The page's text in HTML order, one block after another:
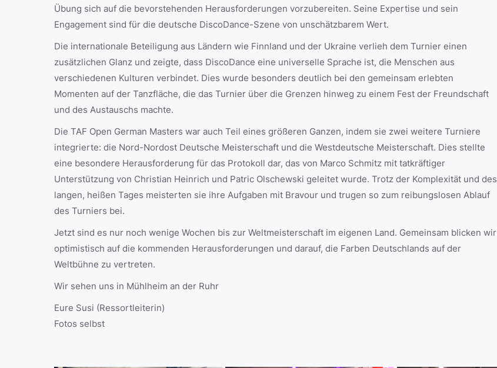
Übung sich auf die bevorstehenden Herausforderungen vorzubereiten. Seine Expertise und sein
Engagement sind für die deutsche DiscoDance-Szene von unschätzbarem Wert.
Die internationale Beteiligung aus Ländern wie Finnland und der Ukraine verlieh dem Turnier einen
zusätzlichen Glanz und zeigte, dass DiscoDance eine universelle Sprache ist, die Menschen aus
verschiedenen Kulturen verbindet. Dies wurde besonders deutlich bei den gemeinsam erlebten
Momenten auf der Tanzfläche, die das Turnier über die Grenzen hinweg zu einem Fest der Freundschaft
und des Austauschs machte.
Die TAF Open German Masters war auch Teil eines größeren Ganzen, indem sie zwei weitere Turniere
integrierte: die Nord-Nordost Deutsche Meisterschaft und die Westdeutsche Meisterschaft. Dies stellte
eine besondere Herausforderung für das Protokoll dar, das von Marco Schmitz mit tatkräftiger
Unterstützung von Christian Heinrich und Patric Olschewski geleitet wurde. Trotz der Komplexität und des
langen, heißen Tages meisterten sie ihre Aufgaben mit Bravour und trugen so zum reibungslosen Ablauf
des Turniers bei.
Jetzt sind es nur noch wenige Wochen bis zur Weltmeisterschaft im eigenen Land. Gemeinsam blicken wir
optimistisch auf die kommenden Herausforderungen und darauf, die Farben Deutschlands auf der
Weltbühne zu vertreten.
Wir sehen uns in Mühlheim an der Ruhr
Eure Susi (Ressortleiterin)
Fotos selbst